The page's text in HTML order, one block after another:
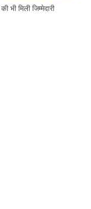
भी मिली जिम्मेदारी